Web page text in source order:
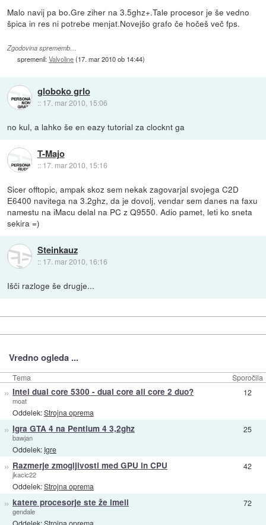
Malo navij pa bo.Gre ziher na 3.5ghz+.Tale procesor je še vedno
špica in res ni potrebe menjat.Novejšo grafo če hočeš več fps.
Zgodovina sprememb…
spremenil:Valvoline(17. mar 2010 ob 14:44)
globoko grlo
:: 17. mar 2010, 15:06
no kul, a lahko še en eazy tutorial za clocknt ga
T-Majo
:: 17. mar 2010, 15:16
Sicer offtopic, ampak skoz sem nekak zagovarjal svojega C2D
E6400 navitega na 3.2ghz, da je dovolj, vendar sem danes na faxu
namestu na iMacu delal na PC z Q9550. Adio pamet, leti ko sneta
sekira =)
Steinkauz
:: 17. mar 2010, 16:16
Išči razloge še drugje...
Vredno ogleda ...
Tema Sporočila
» Intel dual core 5300 - dual core ali core 2 duo?
moat
Oddelek:Strojna oprema
12
» Igra GTA 4 na Pentium 4 3,2ghz
bawjan
Oddelek: Igre
25
» Razmerje zmogljivosti med GPU in CPU
jkacic22
Oddelek:Strojna oprema
42
» katere procesorje ste že imeli
gendale
Oddelek:Strojna oprema
72